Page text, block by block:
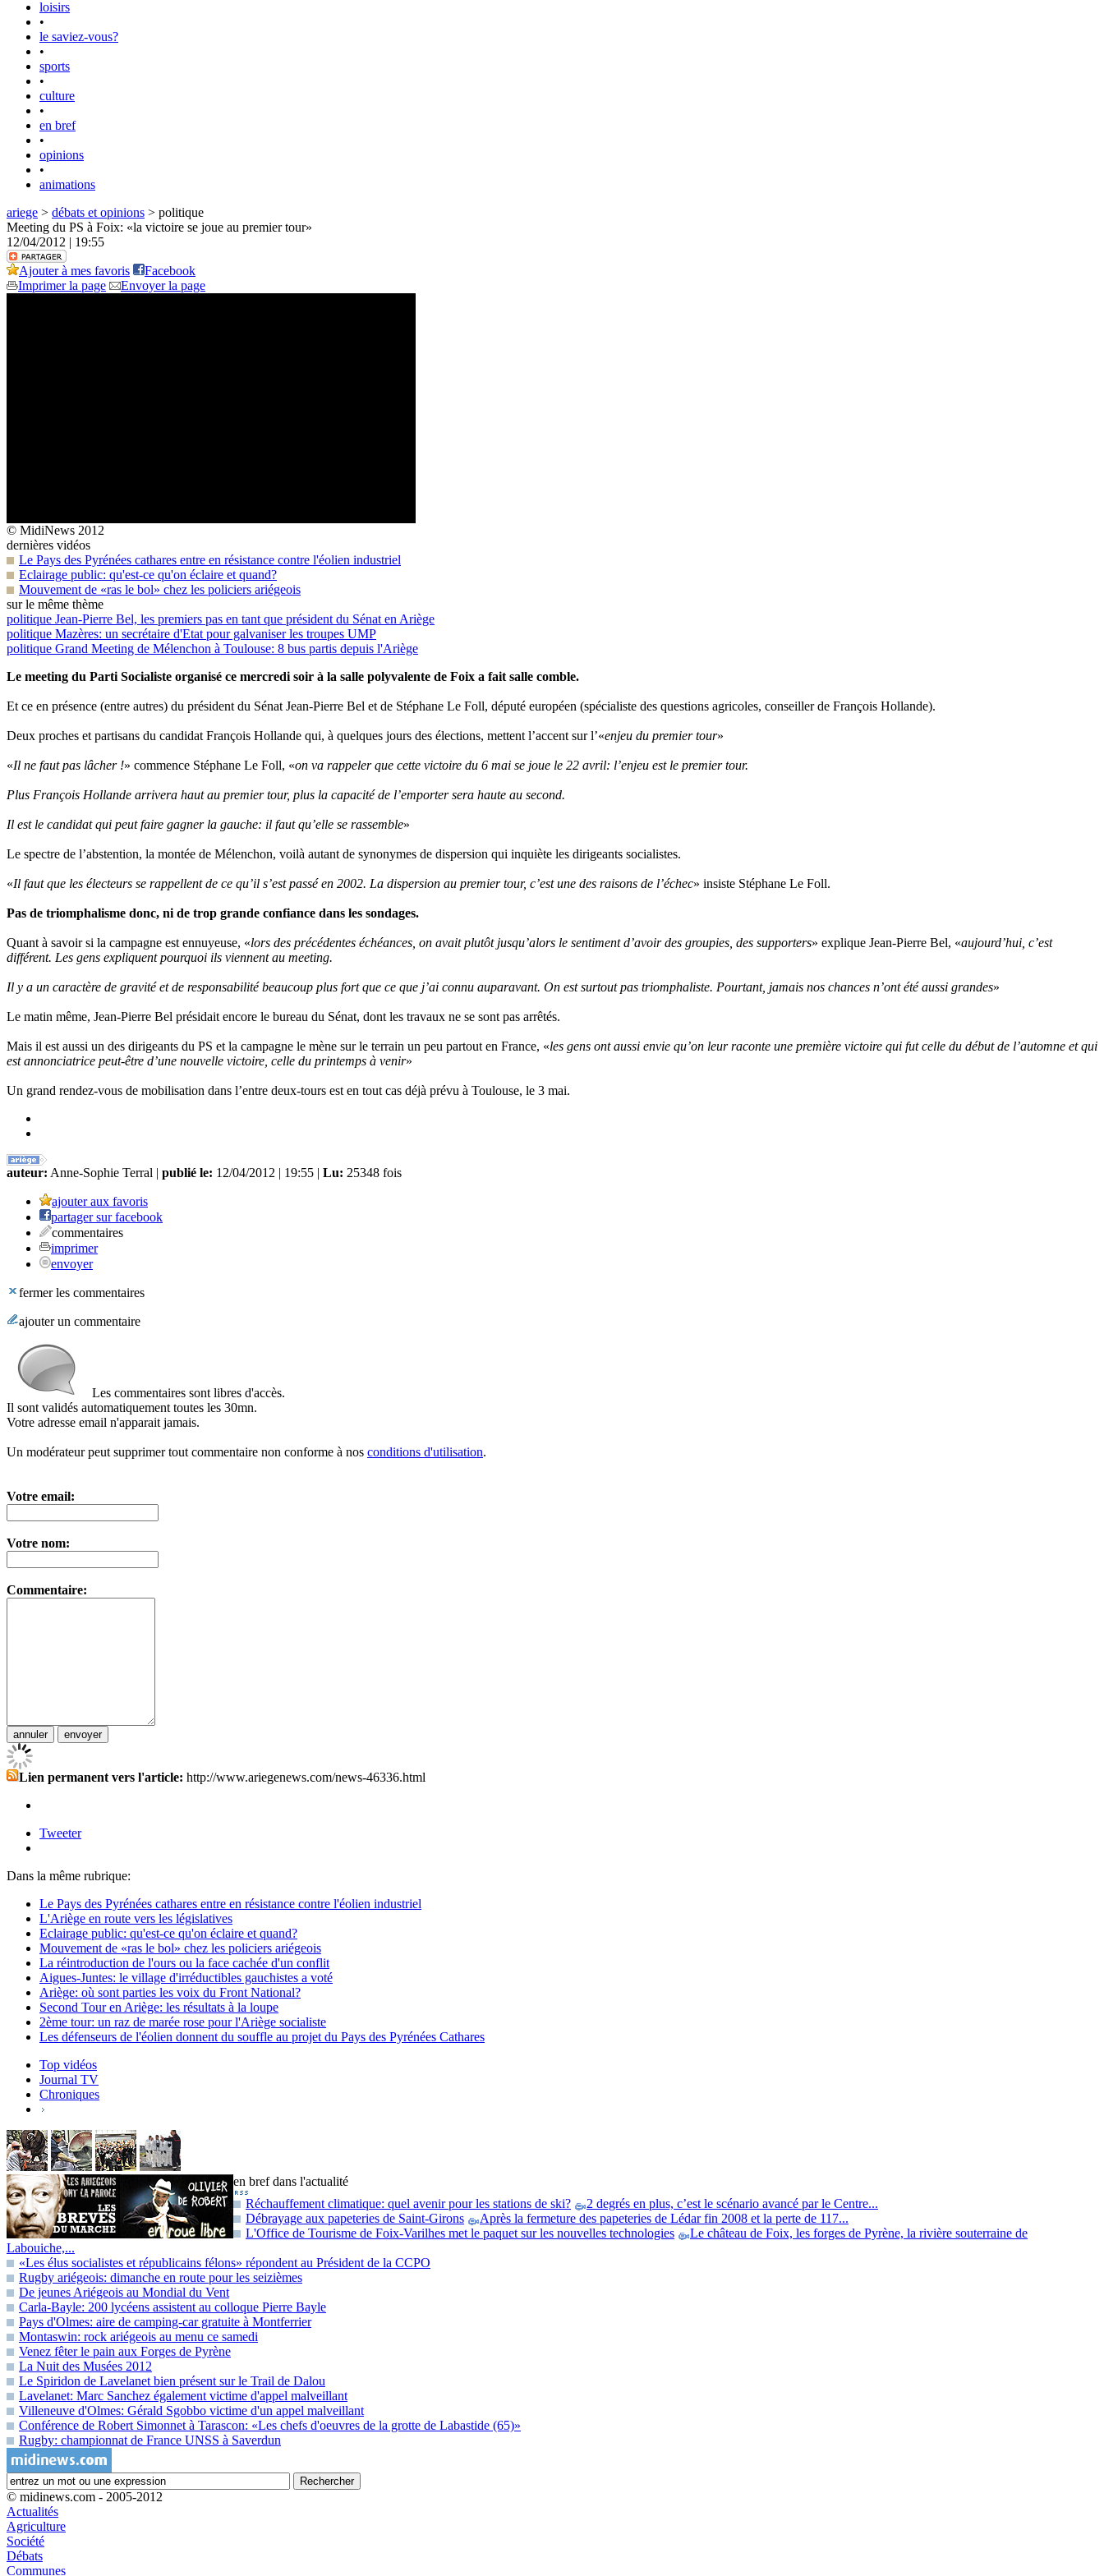
loisirs
•
le saviez-vous?
•
sports
•
culture
•
en bref
•
opinions
•
animations
ariege > débats et opinions > politique
Meeting du PS à Foix: «la victoire se joue au premier tour»
12/04/2012 | 19:55
Ajouter à mes favoris
Facebook
Imprimer la page
Envoyer la page
© MidiNews 2012
dernières vidéos
Le Pays des Pyrénées cathares entre en résistance contre l'éolien industriel
Eclairage public: qu'est-ce qu'on éclaire et quand?
Mouvement de «ras le bol» chez les policiers ariégeois
sur le même thème
politique Jean-Pierre Bel, les premiers pas en tant que président du Sénat en Ariège
politique Mazères: un secrétaire d'Etat pour galvaniser les troupes UMP
politique Grand Meeting de Mélenchon à Toulouse: 8 bus partis depuis l'Ariège
Le meeting du Parti Socialiste organisé ce mercredi soir à la salle polyvalente de Foix a fait salle comble.
Et ce en présence (entre autres) du président du Sénat Jean-Pierre Bel et de Stéphane Le Foll, député européen (spécialiste des questions agricoles, conseiller de François Hollande).
Deux proches et partisans du candidat François Hollande qui, à quelques jours des élections, mettent l’accent sur l’«enjeu du premier tour»
«Il ne faut pas lâcher !» commence Stéphane Le Foll, «on va rappeler que cette victoire du 6 mai se joue le 22 avril: l’enjeu est le premier tour.
Plus François Hollande arrivera haut au premier tour, plus la capacité de l’emporter sera haute au second.
Il est le candidat qui peut faire gagner la gauche: il faut qu’elle se rassemble»
Le spectre de l’abstention, la montée de Mélenchon, voilà autant de synonymes de dispersion qui inquiète les dirigeants socialistes.
«Il faut que les électeurs se rappellent de ce qu’il s’est passé en 2002. La dispersion au premier tour, c’est une des raisons de l’échec» insiste Stéphane Le Foll.
Pas de triomphalisme donc, ni de trop grande confiance dans les sondages.
Quant à savoir si la campagne est ennuyeuse, «lors des précédentes échéances, on avait plutôt jusqu’alors le sentiment d’avoir des groupies, des supporters» explique Jean-Pierre Bel, «aujourd’hui, c’est
différent. Les gens expliquent pourquoi ils viennent au meeting.
Il y a un caractère de gravité et de responsabilité beaucoup plus fort que ce que j’ai connu auparavant. On est surtout pas triomphaliste. Pourtant, jamais nos chances n’ont été aussi grandes»
Le matin même, Jean-Pierre Bel présidait encore le bureau du Sénat, dont les travaux ne se sont pas arrêtés.
Mais il est aussi un des dirigeants du PS et la campagne le mène sur le terrain un peu partout en France, «les gens ont aussi envie qu’on leur raconte une première victoire qui fut celle du début de l’automne et qui
est annonciatrice peut-être d’une nouvelle victoire, celle du printemps à venir»
Un grand rendez-vous de mobilisation dans l’entre deux-tours est en tout cas déjà prévu à Toulouse, le 3 mai.
auteur: Anne-Sophie Terral | publié le: 12/04/2012 | 19:55 | Lu: 25348 fois
ajouter aux favoris
partager sur facebook
commentaires
imprimer
envoyer
fermer les commentaires
ajouter un commentaire
Les commentaires sont libres d'accès.
Il sont validés automatiquement toutes les 30mn.
Votre adresse email n'apparait jamais.
Un modérateur peut supprimer tout commentaire non conforme à nos conditions d'utilisation.
Votre email:
Votre nom:
Commentaire:
Lien permanent vers l'article: http://www.ariegenews.com/news-46336.html
Tweeter
Dans la même rubrique:
Le Pays des Pyrénées cathares entre en résistance contre l'éolien industriel
L'Ariège en route vers les législatives
Eclairage public: qu'est-ce qu'on éclaire et quand?
Mouvement de «ras le bol» chez les policiers ariégeois
La réintroduction de l'ours ou la face cachée d'un conflit
Aigues-Juntes: le village d'irréductibles gauchistes a voté
Ariège: où sont parties les voix du Front National?
Second Tour en Ariège: les résultats à la loupe
2ème tour: un raz de marée rose pour l'Ariège socialiste
Les défenseurs de l'éolien donnent du souffle au projet du Pays des Pyrénées Cathares
Top vidéos
Journal TV
Chroniques
en bref dans l'actualité
Réchauffement climatique: quel avenir pour les stations de ski?
2 degrés en plus, c’est le scénario avancé par le Centre...
Débrayage aux papeteries de Saint-Girons
Après la fermeture des papeteries de Lédar fin 2008 et la perte de 117...
L'Office de Tourisme de Foix-Varilhes met le paquet sur les nouvelles technologies
Le château de Foix, les forges de Pyrène, la rivière souterraine de
Labouiche,...
«Les élus socialistes et républicains félons» répondent au Président de la CCPO
Rugby ariégeois: dimanche en route pour les seizièmes
De jeunes Ariégeois au Mondial du Vent
Carla-Bayle: 200 lycéens assistent au colloque Pierre Bayle
Pays d'Olmes: aire de camping-car gratuite à Montferrier
Montaswin: rock ariégeois au menu ce samedi
Venez fêter le pain aux Forges de Pyrène
La Nuit des Musées 2012
Le Spiridon de Lavelanet bien présent sur le Trail de Dalou
Lavelanet: Marc Sanchez également victime d'appel malveillant
Villeneuve d'Olmes: Gérald Sgobbo victime d'un appel malveillant
Conférence de Robert Simonnet à Tarascon: «Les chefs d'oeuvres de la grotte de Labastide (65)»
Rugby: championnat de France UNSS à Saverdun
© midinews.com - 2005-2012
Actualités
Agriculture
Société
Débats
Communes